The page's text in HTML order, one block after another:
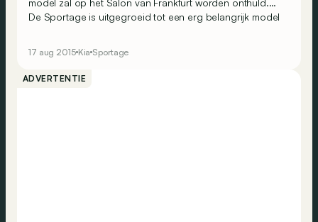
De Sportage is uitgegroeid tot een erg belangrijk model
17 aug 2015 Kia Sportage
ADVERTENTIE